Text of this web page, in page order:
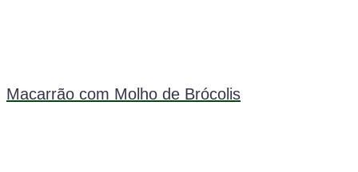
Macarrão com Molho de Brócolis